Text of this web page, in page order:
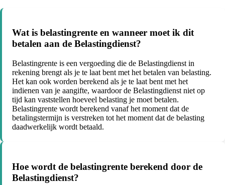
Wat is belastingrente en wanneer moet ik dit
betalen aan de Belastingdienst?
Belastingrente is een vergoeding die de Belastingdienst in
rekening brengt als je te laat bent met het betalen van belasting.
Het kan ook worden berekend als je te laat bent met het
indienen van je aangifte, waardoor de Belastingdienst niet op
tijd kan vaststellen hoeveel belasting je moet betalen.
Belastingrente wordt berekend vanaf het moment dat de
betalingstermijn is verstreken tot het moment dat de belasting
daadwerkelijk wordt betaald.
Hoe wordt de belastingrente berekend door de
Belastingdienst?